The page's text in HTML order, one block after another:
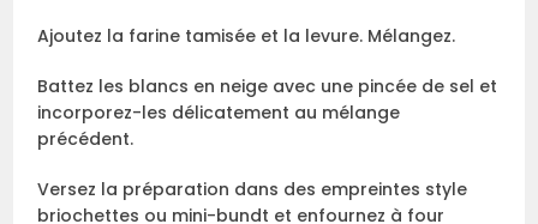
Ajoutez la farine tamisée et la levure. Mélangez.
Battez les blancs en neige avec une pincée de sel et
incorporez-les délicatement au mélange
précédent.
Versez la préparation dans des empreintes style
briochettes ou mini-bundt et enfournez à four